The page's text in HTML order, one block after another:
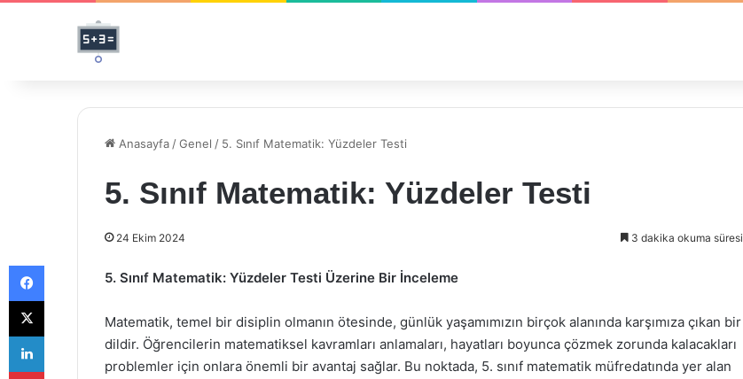
Anasayfa /Genel / 5. Sınıf Matematik: Yüzdeler Testi
5. Sınıf Matematik: Yüzdeler Testi
24 Ekim 2024 3 dakika okuma süresi
5. Sınıf Matematik: Yüzdeler Testi Üzerine Bir İnceleme
Matematik, temel bir disiplin olmanın ötesinde, günlük yaşamımızın birçok alanında karşımıza çıkan bir
dildir. Öğrencilerin matematiksel kavramları anlamaları, hayatları boyunca çözmek zorunda kalacakları
problemler için onlara önemli bir avantaj sağlar. Bu noktada, 5. sınıf matematik müfredatında yer alan
Facebook
X
LinkedIn
Pinterest